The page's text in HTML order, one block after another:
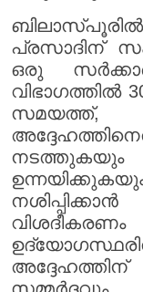
പ്രസാദിന്
ഒരു
വിഭാഗത്തിൽ
സമയത്ത്,
നടത്തുകയും